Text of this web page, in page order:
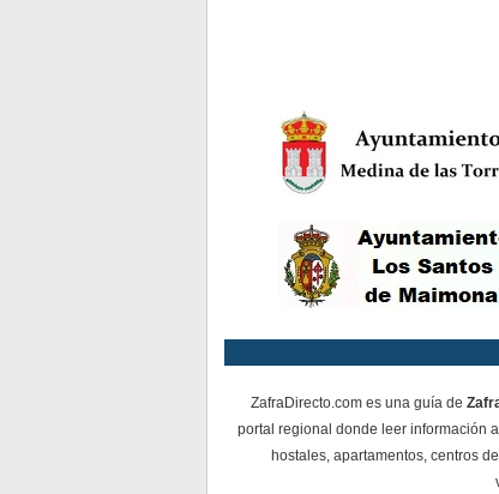
ZafraDirecto.com es una guía de
portal regional donde leer información
hostales, apartamentos, centros